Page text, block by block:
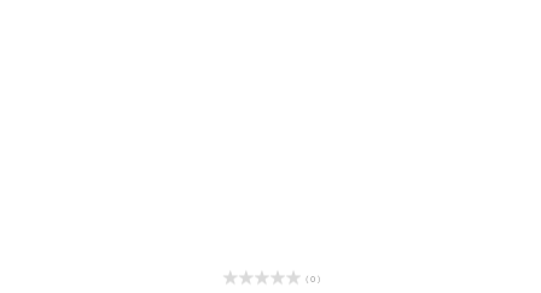
( 0 )